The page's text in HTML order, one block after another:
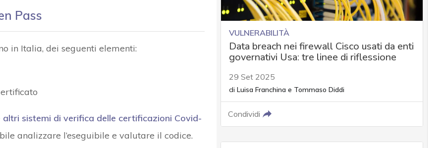
Pass
in Italia, dei seguenti elementi:
altri sistemi di verifica delle certificazioni Covid-
analizzare l’eseguibile e valutare il codice.
VULNERABILITÀ
Data breach nei firewall Cisco usati da enti
governativi Usa: tre linee di riflessione
29 Set 2025
di Luisa Franchina e Tommaso Diddi
Condividi